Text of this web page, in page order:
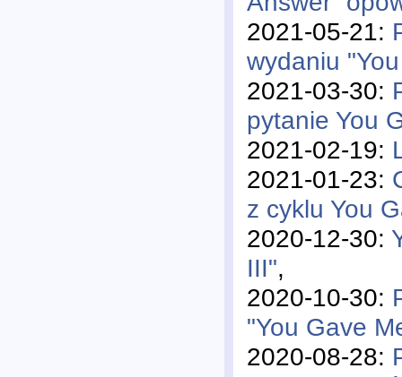
2021-05-21:
wydaniu
2021-03-30:
pytanie You
2021-02-19:
2021-01-23:
z cyklu You
2020-12-30:
III",
2020-10-30:
"You Gave
2020-08-28: